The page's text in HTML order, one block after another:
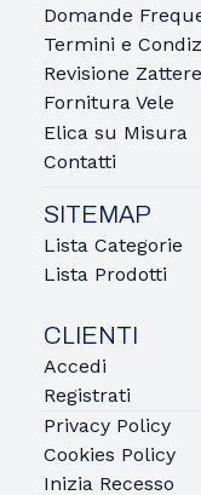
Domande
Termini e
Revisione Zattere
Fornitura Vele
Elica su Misura
Contatti
SITEMAP
Lista Categorie
Lista Prodotti
CLIENTI
Accedi
Registrati
Privacy Policy
Cookies Policy
Inizia Recesso